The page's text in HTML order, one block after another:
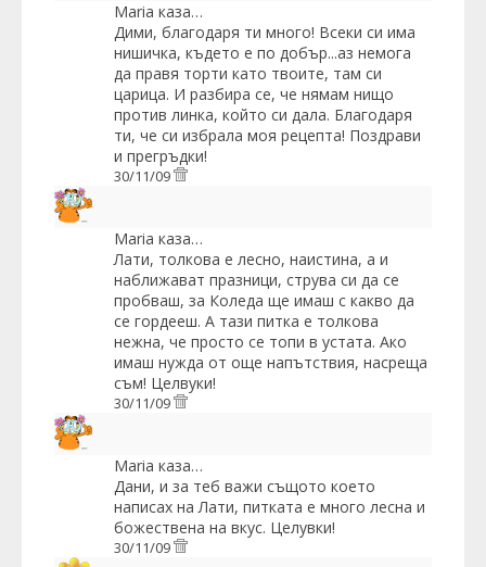
Maria каза…
Дими, благодаря ти много! Всеки си има
нишичка, където е по добър...аз немога
да правя торти като твоите, там си
царица. И разбира се, че нямам нищо
против линка, който си дала. Благодаря
ти, че си избрала моя рецепта! Поздрави
и прегръдки!
30/11/09
Maria каза…
Лати, толкова е лесно, наистина, а и
наближават празници, струва си да се
пробваш, за Коледа ще имаш с какво да
се гордееш. А тази питка е толкова
нежна, че просто се топи в устата. Ако
имаш нужда от още напътствия, насреща
съм! Целвуки!
30/11/09
Maria каза…
Дани, и за теб важи същото което
написах на Лати, питката е много лесна и
божествена на вкус. Целувки!
30/11/09